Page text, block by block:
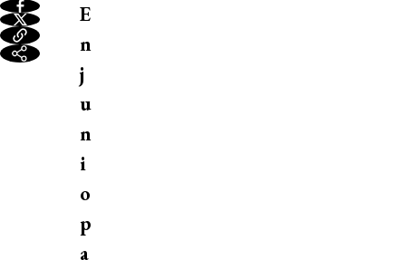
E
n
j
u
n
i
o
p
a